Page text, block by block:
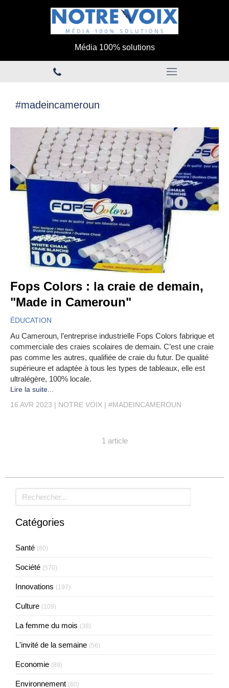
Média 100% solutions
#madeincameroun
Fops Colors : la craie de demain,
"Made in Cameroun"
ÉDUCATION
Au Cameroun, l’entreprise industrielle Fops Colors fabrique et
commerciale des craies scolaires de demain. C’est une craie
pas comme les autres, qualifiée de craie du futur. De qualité
supérieure et adaptée à tous les types de tableaux, elle est
ultralégère, 100% locale.
Lire la suite...
16 AVR 2023
NOTRE VOIX #MADEINCAMEROUN
1 article
Rechercher
Catégories
Santé (80)
Société (570)
Innovations (197)
Culture (109)
La femme du mois (38)
L'invité de la semaine (56)
Economie (89)
Environnement (60)